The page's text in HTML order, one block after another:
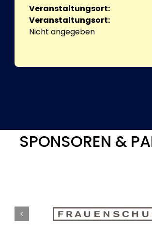
Veranstaltungsort:
Veranstaltungsort:
Nicht angegeben
SPONSOREN &